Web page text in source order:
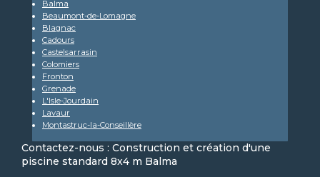
Balma
Beaumont-de-Lomagne
Blagnac
Cadours
Castelsarrasin
Colomiers
Fronton
Grenade
L'Isle-Jourdain
Lavaur
Montastruc-la-Conseillère
Contactez-nous : Construction et création d'une
piscine standard 8x4 m Balma